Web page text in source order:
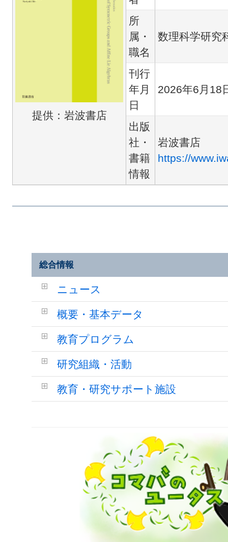
提供：岩波書店
所
属・
職名
数理科学研究
刊行
年月
日
2026年6月18
出版
社・
書籍
情報
岩波書店
https://
総合情報
ニュース
概要・基本データ
教育プログラム
研究組織・活動
教育・研究サポート施設